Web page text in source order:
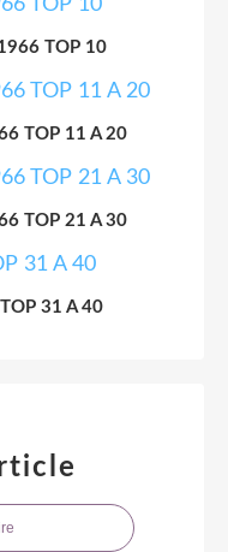
TOP 10
TOP 11 A 20
TOP 21 A 30
31 A 40